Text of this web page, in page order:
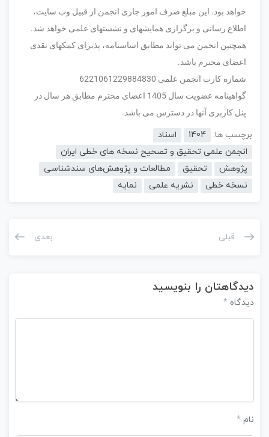
خواهد بود. این مبلغ صرف امور جاری انجمن از قبیل وب سایت،
اطلاع رسانی و برگزاری همایشهای و نشستهای علمی خواهد شد.
همچنین انجمن می تواند مطابق اساسنامه، پذیرای کمکهای نقدی
اعضای محترم باشد.
شماره کارت انجمن علمی 6221061229884830
گواهینامه عضویت سال 1405 اعضای محترم مطابق هر سال در
پنل کاربری آنها در دسترس می باشد.
برچسب ها: 1404
اسناد
انجمن علمی تحقیق و تصحیح نسخه های خطی ایران
پژوهش
تحقیق
مطالعات و پژوهش‌های سندشناسی
نسخه خطی
نشریه علمی نمایه
قبلی بعدی
دیدگاهتان را بنویسید
دیدگاه *
نام *